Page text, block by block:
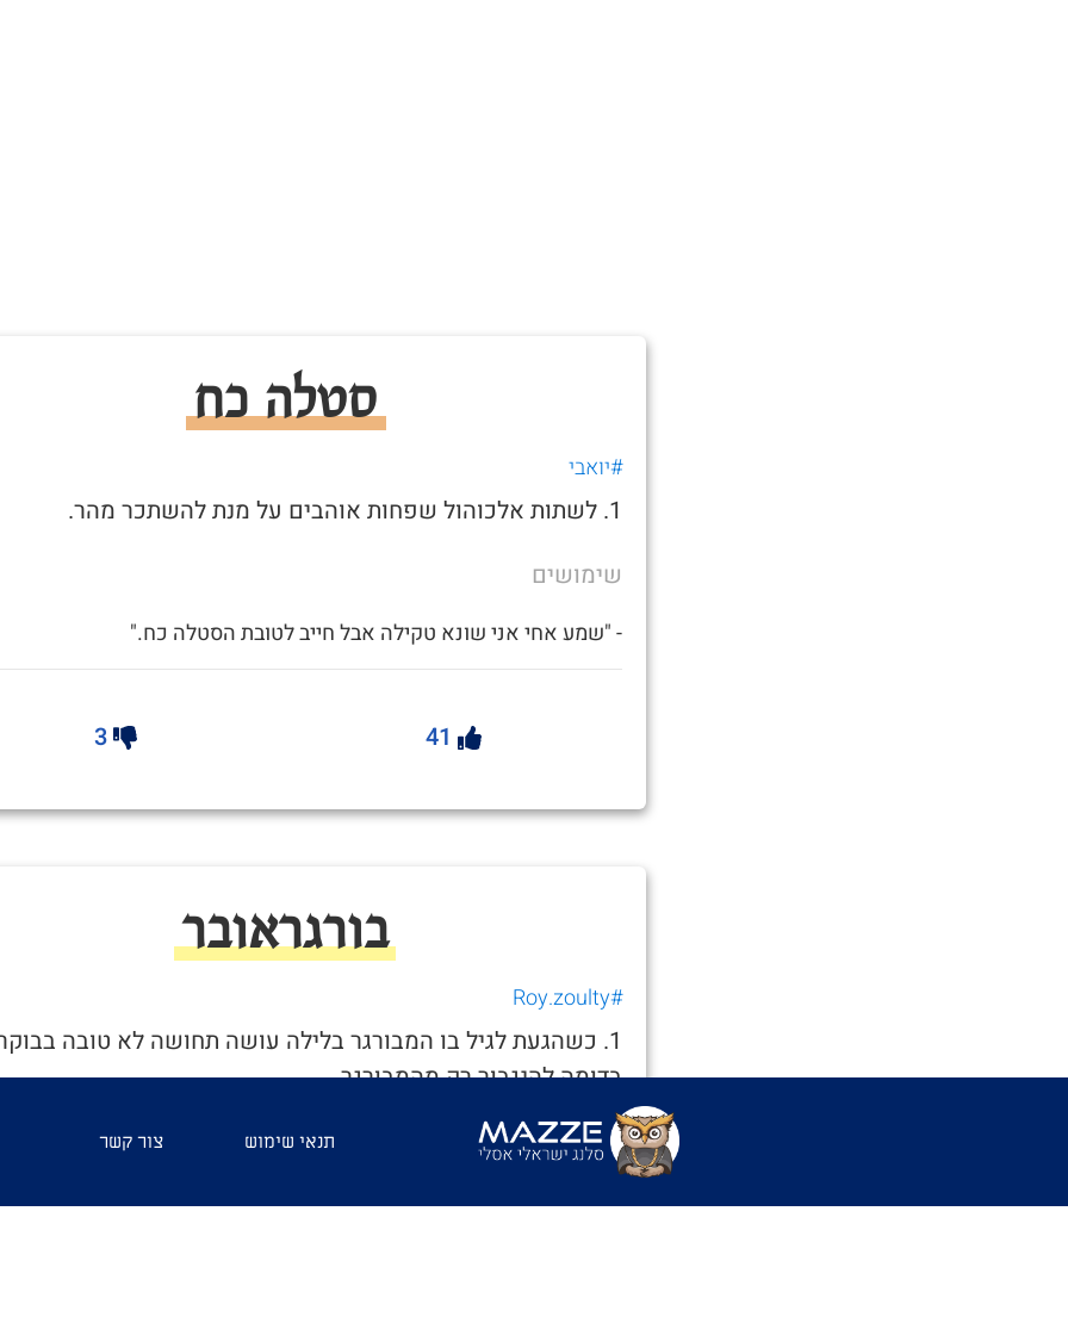
סטלה כח
#יואבי
1. לשתות אלכוהול שפחות אוהבים על מנת להשתכר מהר.
שימושים
- "שמע אחי אני שונא טקילה אבל חייב לטובת הסטלה כח."
41
3
בורגראובר
#Roy.zoulty
1. כשהגעת לגיל בו המבורגר בלילה עושה תחושה לא טובה
בדומה להנגבור רק מהמבורגר
שימושים
- "וסי אתה בא להמבורג? לא איזה אם אני אוכל בשעה הזאת אני אקום עם
תנאי שימוש צור קשר